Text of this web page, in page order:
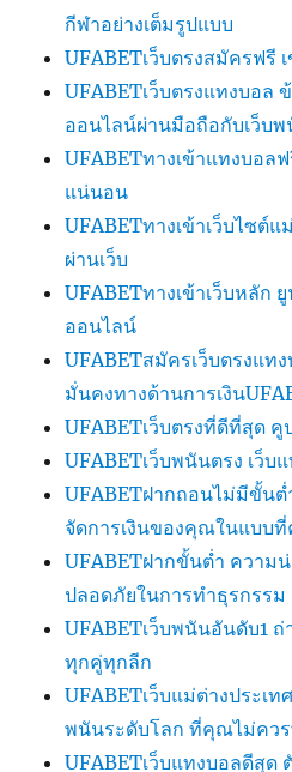
กีฬาอย่างเต็มรูปแบบ
UFABETเว็บตรงสมัครฟรี
UFABETเว็บตรงแทงบอล
ออนไลน์ผ่านมือถือกับเว็บ
UFABETทางเข้าแทงบอล
แน่นอน
UFABETทางเข้าเว็บไซต์
ผ่านเว็บ
UFABETทางเข้าเว็บหลัก
ออนไลน์
UFABETสมัครเว็บตรงแท
มั่นคงทางด้านการเงิน
UFABETเว็บตรงที่ดีที่สุด
UFABETเว็บพนันตรง เว็
UFABETฝากถอนไม่มีขั้น
จัดการเงินของคุณในแบบ
UFABETฝากขั้นต่ำ ความ
ปลอดภัยในการทำธุรกรรม
UFABETเว็บพนันอันดับ1
ทุกคู่ทุกลีก
UFABETเว็บแม่ต่างประเ
พนันระดับโลก ที่คุณไม่คว
UFABETเว็บแทงบอลดีสุด